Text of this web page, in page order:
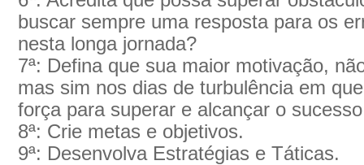
buscar sempre uma resposta para os
nesta longa jornada?
7ª: Defina que sua maior motivação,
mas sim nos dias de turbulência em
força para superar e alcançar o
8ª: Crie metas e objetivos.
9ª: Desenvolva Estratégias e Táticas.